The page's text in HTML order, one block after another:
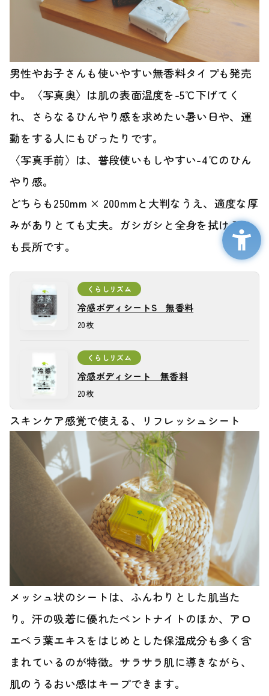
男性やお子さんも使いやすい無香料タイプも発売
中。〈写真奥〉は肌の表面温度を-5℃下げてく
れ、さらなるひんやり感を求めたい暑い日や、運
動をする人にもぴったりです。
〈写真手前〉は、普段使いもしやすい-4℃のひん
やり感。
どちらも250mm × 200mmと大判なうえ、適度な厚
みがありとても丈夫。ガシガシと全身を拭けるの
も長所です。
くらしリズム
冷感ボディシートS 無香料
冷感ボディシートS 無香料
20枚
くらしリズム
冷感ボディシート 無香料
冷感ボディシート 無香料
20枚
スキンケア感覚で使える、リフレッシュシート
メッシュ状のシートは、ふんわりとした肌当た
り。汗の吸着に優れたベントナイトのほか、アロ
エベラ葉エキスをはじめとした保湿成分も多く含
まれているのが特徴。サラサラ肌に導きながら、
肌のうるおい感はキープできます。